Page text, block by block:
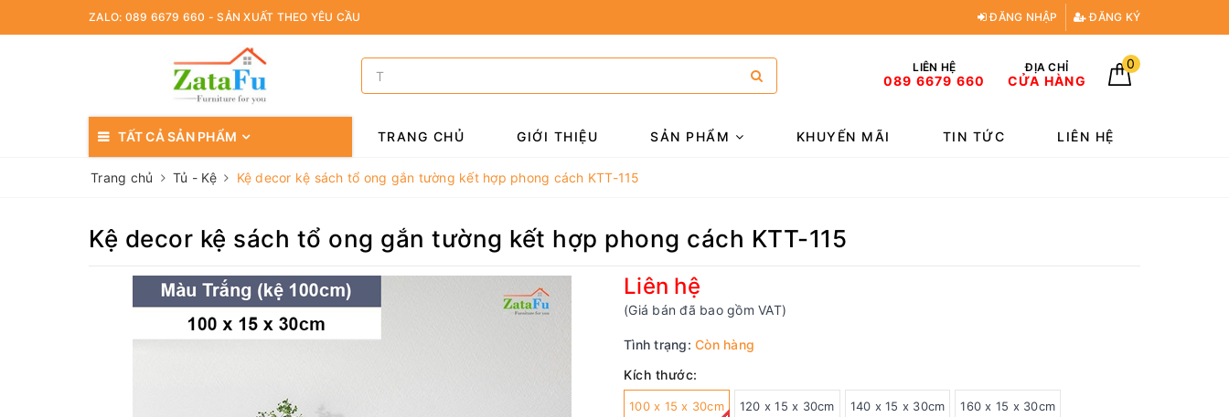
ZALO: 089 6679 660 - SẢN XUẤT THEO YÊU CẦU ĐĂNG NHẬP ĐĂNG KÝ
LIÊN HỆ
089 6679 660
ĐỊA CHỈ
CỬA HÀNG
0
TẤT CẢ SẢN PHẨM TRANG CHỦ GIỚI THIỆU SẢN PHẨM KHUYẾN MÃI TIN TỨC LIÊN HỆ
Trang chủ Tủ - Kệ Kệ decor kệ sách tổ ong gắn tường kết hợp phong cách KTT-115
Kệ decor kệ sách tổ ong gắn tường kết hợp phong cách KTT-115
Liên hệ
(Giá bán đã bao gồm VAT)
Tình trạng: Còn hàng
Kích thước:
100 x 15 x 30cm 120 x 15 x 30cm 140 x 15 x 30cm 160 x 15 x 30cm